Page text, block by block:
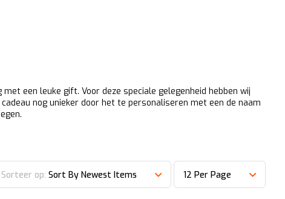
een leuke gift. Voor deze speciale gelegenheid hebben wij
nog unieker door het te personaliseren met een de naam
Sorteer op: Sort By Newest Items 12 Per Page